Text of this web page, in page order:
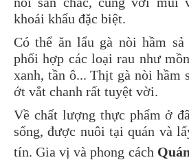
khoái khẩu đặc biệt.
Có thể ăn lẩu gà nòi hầm
phối hợp các loại rau như
xanh, tần ô... Thịt gà nòi hầm
ớt vắt chanh rất tuyệt vời.
Về chất lượng thực phẩm ở
sống, được nuôi tại quán và
tín. Gia vị và phong cách